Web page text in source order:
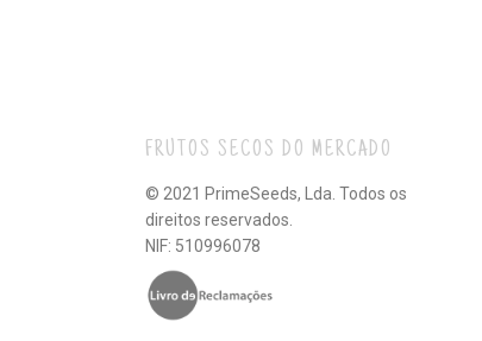
FRUTOS SECOS DO MERCADO
© 2021 PrimeSeeds, Lda. Todos os
direitos reservados.
NIF: 510996078